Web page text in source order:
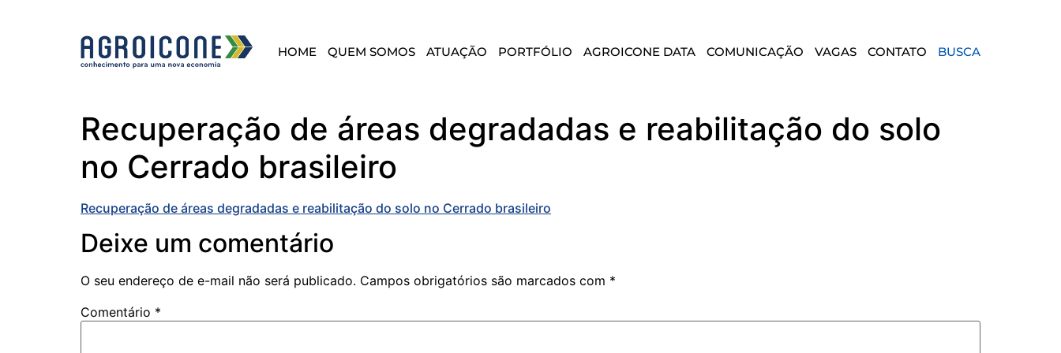
HOME QUEM SOMOS ATUAÇÃO PORTFÓLIO AGROICONE DATA COMUNICAÇÃO VAGAS CONTATO BUSCA
Recuperação de áreas degradadas e reabilitação do solo
no Cerrado brasileiro
Recuperação de áreas degradadas e reabilitação do solo no Cerrado brasileiro
Deixe um comentário
O seu endereço de e-mail não será publicado. Campos obrigatórios são marcados com *
Comentário *